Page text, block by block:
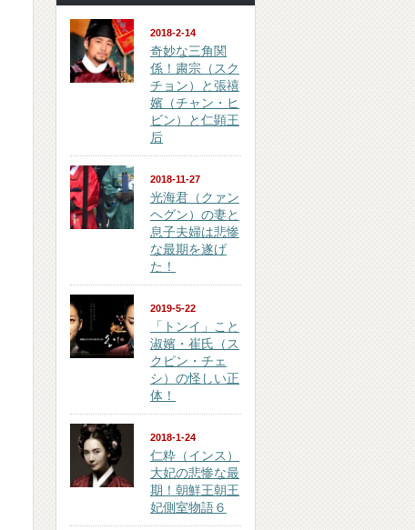
2018-2-14
奇妙な三角関
係！粛宗（スク
チョン）と張禧
嬪（チャン・ヒ
ビン）と仁顕王
后
2018-11-27
光海君（クァン
ヘグン）の妻と
息子夫婦は悲惨
な最期を遂げ
た！
2019-5-22
「トンイ」こと
淑嬪・崔氏（ス
クピン・チェ
シ）の怪しい正
体！
2018-1-24
仁粋（インス）
大妃の悲惨な最
期！朝鮮王朝王
妃側室物語６